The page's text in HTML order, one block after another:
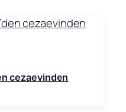
cezaevinden